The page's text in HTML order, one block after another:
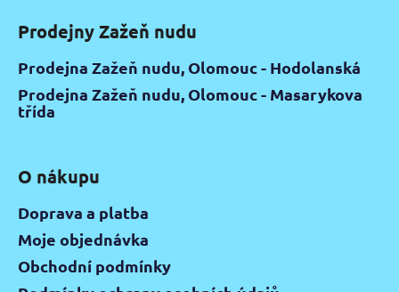
Prodejny Zažeň nudu
Prodejna Zažeň nudu, Olomouc - Hodolanská
Prodejna Zažeň nudu, Olomouc - Masarykova
třída
O nákupu
Doprava a platba
Moje objednávka
Obchodní podmínky